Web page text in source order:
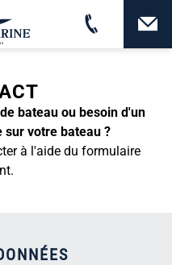
bateau ou besoin d'un
votre bateau ?
à l'aide du formulaire